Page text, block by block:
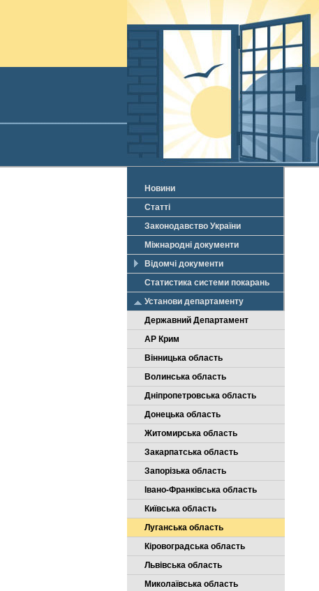
Новини
Статті
Законодавство України
Міжнародні документи
Відомчі документи
Статистика системи покарань
Установи департаменту
Державний Департамент
АР Крим
Вінницька область
Волинська область
Дніпропетровська область
Донецька область
Житомирська область
Закарпатська область
Запорізька область
Івано-Франківська область
Київська область
Луганська область
Кіровоградська область
Львівська область
Миколаївська область